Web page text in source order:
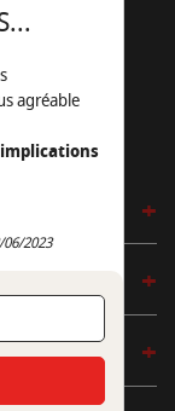
agréable
implications
2023